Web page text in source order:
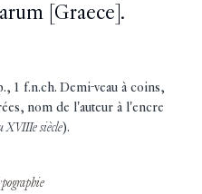
[Graece].
1 f.n.ch. Demi-veau à coins,
nom de l'auteur à l'encre
XVIIIe siècle).